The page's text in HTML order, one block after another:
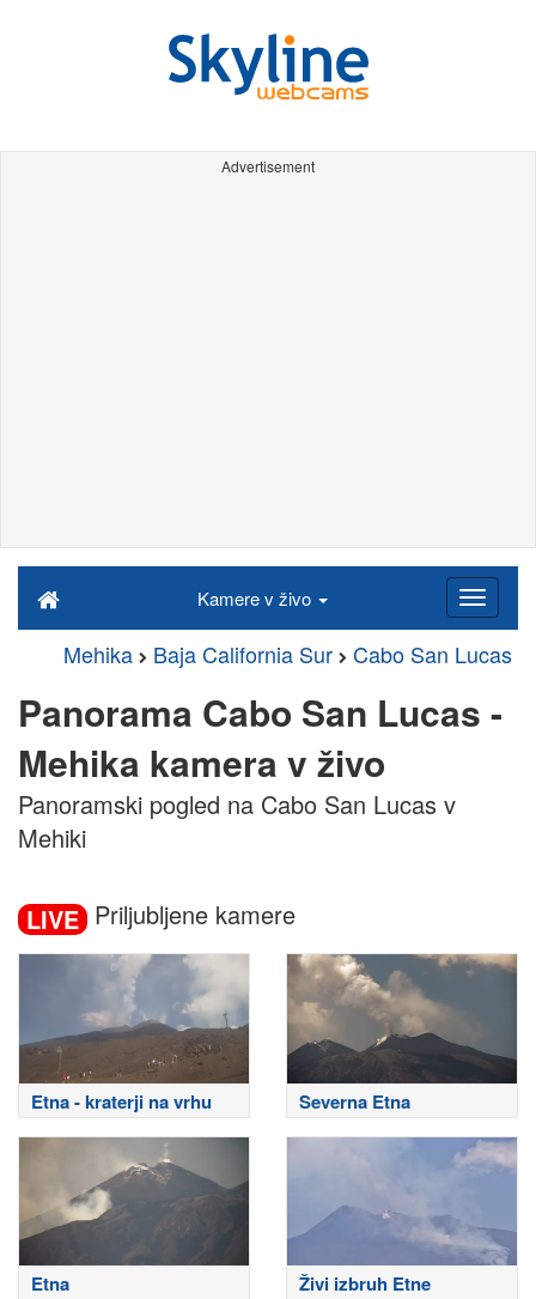
Advertisement
Kamere v živo
Mehika Baja California Sur Cabo San Lucas
Panorama Cabo San Lucas -
Mehika kamera v živo
Panoramski pogled na Cabo San Lucas v
Mehiki
LIVE Priljubljene kamere
Etna - kraterji na vrhu Severna Etna
Etna Živi izbruh Etne